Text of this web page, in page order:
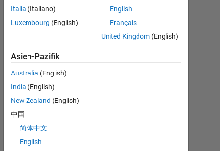
Shinobu
2016
2
Antworten
Aktualisiert
2
Ansichten
(30 Tage)
Italia (Italiano)
Luxembourg (English)
English
Français
United Kingdom (English)
Asien-Pazifik
Australia (English)
India (English)
New Zealand (English)
中国
简体中文
English